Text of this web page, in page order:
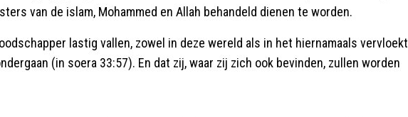
van de islam, Mohammed en Allah behandeld dienen te worden.
lastig vallen, zowel in deze wereld als in het hiernamaals vervloekt
(in soera 33:57). En dat zij, waar zij zich ook bevinden, zullen worden